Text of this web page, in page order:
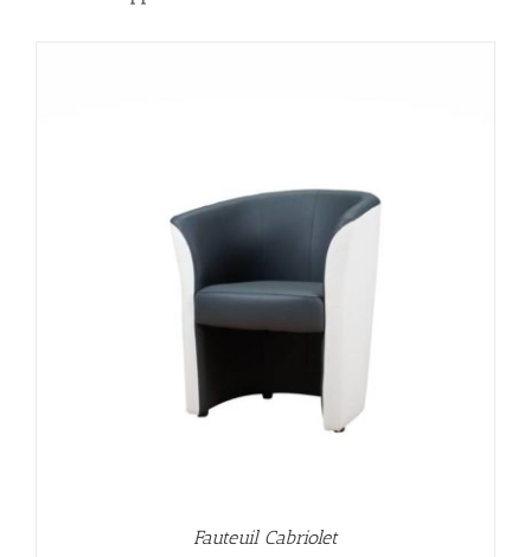
Fauteuil Cabriolet